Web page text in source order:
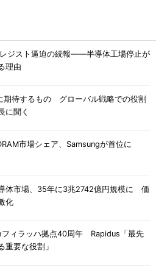
ジスト逼迫の続報――半導体工場停止が
理由
期待するもの グローバル戦略での役割
に聞く
市場シェア、Samsungが首位に
体市場、35年に3兆2742億円規模に 価
化
フィラッハ拠点40周年 Rapidus「最先
重要な役割」